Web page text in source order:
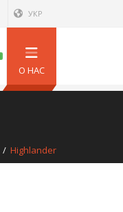
УКР
О НАС
/ Highlander